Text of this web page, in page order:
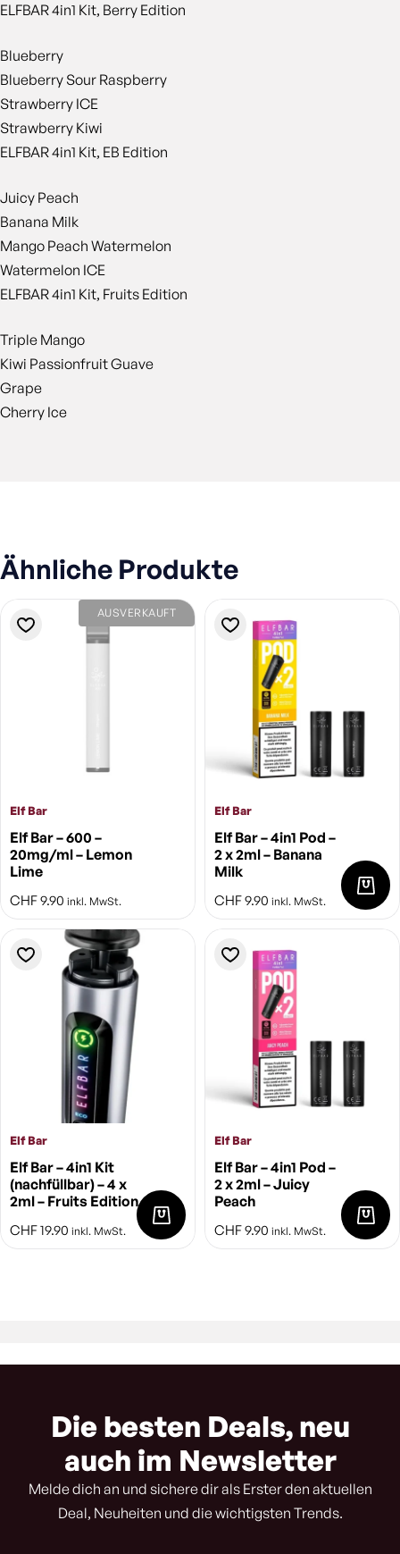
ELFBAR 4in1 Kit, Berry Edition
Blueberry
Blueberry Sour Raspberry
Strawberry ICE
Strawberry Kiwi
ELFBAR 4in1 Kit, EB Edition
Juicy Peach
Banana Milk
Mango Peach Watermelon
Watermelon ICE
ELFBAR 4in1 Kit, Fruits Edition
Triple Mango
Kiwi Passionfruit Guave
Grape
Cherry Ice
Ähnliche Produkte
AUSVERKAUFT
Elf Bar
Elf Bar – 600 –
20mg/ml – Lemon
Lime
CHF9.90 inkl. MwSt.
Elf Bar
Elf Bar – 4in1 Pod –
2 x 2ml – Banana
Milk
CHF9.90 inkl. MwSt.
Elf Bar
Elf Bar – 4in1 Kit
(nachfüllbar) – 4 x
2ml – Fruits Edition
CHF19.90 inkl. MwSt.
Elf Bar
Elf Bar – 4in1 Pod –
2 x 2ml – Juicy
Peach
CHF9.90 inkl. MwSt.
Die besten Deals, neu
auch im Newsletter
Melde dich an und sichere dir als Erster den aktuellen
Deal, Neuheiten und die wichtigsten Trends.